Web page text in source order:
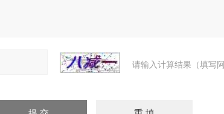
请输入计算结果（填写